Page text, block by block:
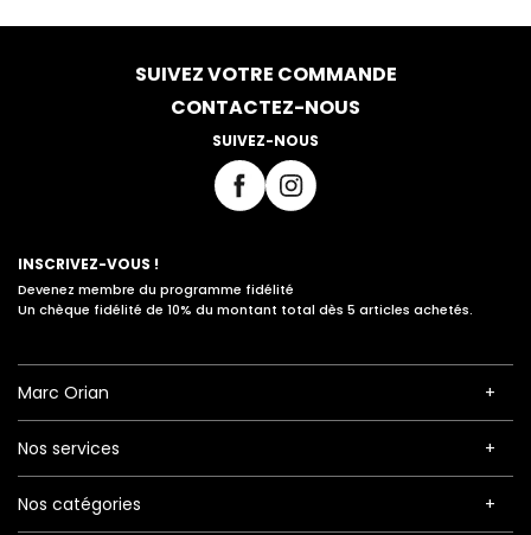
SUIVEZ VOTRE COMMANDE
CONTACTEZ-NOUS
SUIVEZ-NOUS
INSCRIVEZ-VOUS !
Devenez membre du programme fidélité
Un chèque fidélité de 10% du montant total dès 5 articles achetés.
Marc Orian
Nos services
Nos catégories